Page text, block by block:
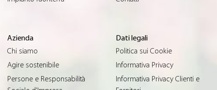
Azienda
Chi siamo
Agire sostenibile
Persone e Responsabilità
Dati legali
Politica sui Cookie
Informativa Privacy
Informativa Privacy Clienti e